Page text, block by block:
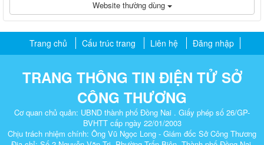
Website thường dùng
Trang chủ Cấu trúc trang Liên hệ Đăng nhập
TRANG THÔNG TIN ĐIỆN TỬ SỞ
CÔNG THƯƠNG
Cơ quan chủ quản: UBND thành phố Đồng Nai . Giấy phép số 26/GP-
BVHTT cấp ngày 22/01/2003
Chịu trách nhiệm chính: Ông Vũ Ngọc Long - Giám đốc Sở Công Thương